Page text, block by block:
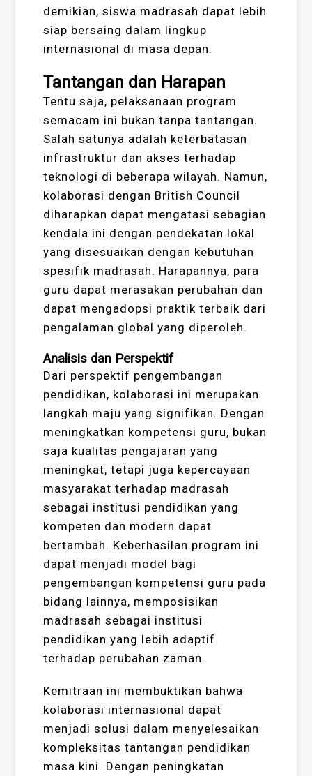
demikian, siswa madrasah dapat lebih
siap bersaing dalam lingkup
internasional di masa depan.
Tantangan dan Harapan
Tentu saja, pelaksanaan program
semacam ini bukan tanpa tantangan.
Salah satunya adalah keterbatasan
infrastruktur dan akses terhadap
teknologi di beberapa wilayah. Namun,
kolaborasi dengan British Council
diharapkan dapat mengatasi sebagian
kendala ini dengan pendekatan lokal
yang disesuaikan dengan kebutuhan
spesifik madrasah. Harapannya, para
guru dapat merasakan perubahan dan
dapat mengadopsi praktik terbaik dari
pengalaman global yang diperoleh.
Analisis dan Perspektif
Dari perspektif pengembangan
pendidikan, kolaborasi ini merupakan
langkah maju yang signifikan. Dengan
meningkatkan kompetensi guru, bukan
saja kualitas pengajaran yang
meningkat, tetapi juga kepercayaan
masyarakat terhadap madrasah
sebagai institusi pendidikan yang
kompeten dan modern dapat
bertambah. Keberhasilan program ini
dapat menjadi model bagi
pengembangan kompetensi guru pada
bidang lainnya, memposisikan
madrasah sebagai institusi
pendidikan yang lebih adaptif
terhadap perubahan zaman.
Kemitraan ini membuktikan bahwa
kolaborasi internasional dapat
menjadi solusi dalam menyelesaikan
kompleksitas tantangan pendidikan
masa kini. Dengan peningkatan